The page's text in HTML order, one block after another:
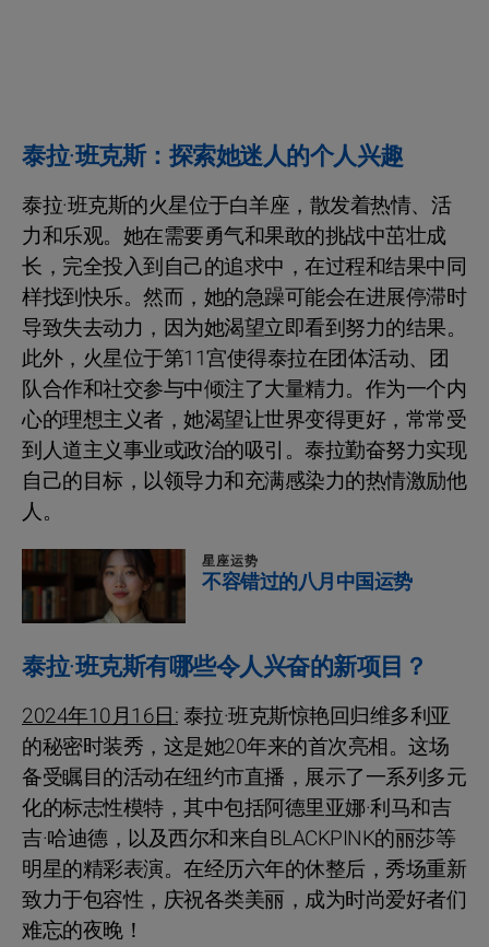
泰拉·班克斯：探索她迷人的个人兴趣
泰拉·班克斯的火星位于白羊座，散发着热情、活
力和乐观。她在需要勇气和果敢的挑战中茁壮成
长，完全投入到自己的追求中，在过程和结果中同
样找到快乐。然而，她的急躁可能会在进展停滞时
导致失去动力，因为她渴望立即看到努力的结果。
此外，火星位于第11宫使得泰拉在团体活动、团
队合作和社交参与中倾注了大量精力。作为一个内
心的理想主义者，她渴望让世界变得更好，常常受
到人道主义事业或政治的吸引。泰拉勤奋努力实现
自己的目标，以领导力和充满感染力的热情激励他
人。
星座运势
不容错过的八月中国运势
泰拉·班克斯有哪些令人兴奋的新项目？
2024年10月16日:泰拉·班克斯惊艳回归维多利亚
的秘密时装秀，这是她20年来的首次亮相。这场
备受瞩目的活动在纽约市直播，展示了一系列多元
化的标志性模特，其中包括阿德里亚娜·利马和吉
吉·哈迪德，以及西尔和来自BLACKPINK的丽莎等
明星的精彩表演。在经历六年的休整后，秀场重新
致力于包容性，庆祝各类美丽，成为时尚爱好者们
难忘的夜晚！